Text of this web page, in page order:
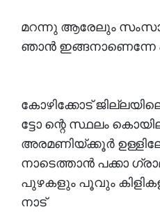
മറന്നു ആരേലും
ഞാൻ ഇങ്ങനാണെന്നേ
കോഴിക്കോട്
ട്ടോ ന്റെ സ്ഥലം
അരമണിയ്ക്കൂർ
നാടെത്താൻ പക്കാ
പുഴകളും പൂവും
നാട്